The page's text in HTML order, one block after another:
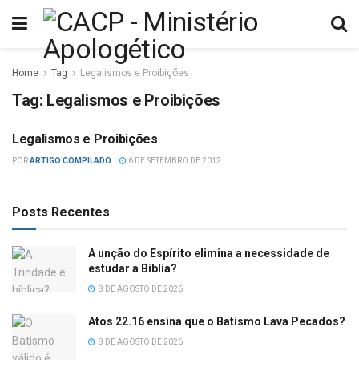
Home Tag Legalismos e Proibições
Tag: Legalismos e Proibições
MISCELÂNEA
Legalismos e Proibições
PORARTIGO COMPILADO 6 DE SETEMBRO DE 2012
Posts Recentes
A unção do Espírito elimina a necessidade de
estudar a Bíblia?
8 DE AGOSTO DE 2026
Atos 22.16 ensina que o Batismo Lava Pecados?
8 DE AGOSTO DE 2026